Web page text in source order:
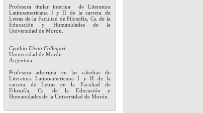
Profesora titular interina de Literatura
Latinoamericana I y II de la carrera de
Letras de la Facultad de Filosofía, Cs. de la
Educación y Humanidades de la
Universidad de Morón.
Cynthia Elena Callegari
Universidad de Morón
Argentina
Profesora adscripta en las cátedras de
Literatura Latinoamericana I y II de la
carrera de Letras en la Facultad de
Filosofía, Cs. de la Educación y
Humanidades de la Universidad de Morón.